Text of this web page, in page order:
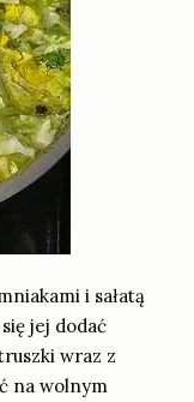
i sałatą
jej dodać
wraz z
na wolnym